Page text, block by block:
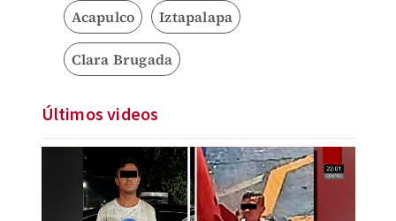
Acapulco Iztapalapa
Clara Brugada
Últimos videos